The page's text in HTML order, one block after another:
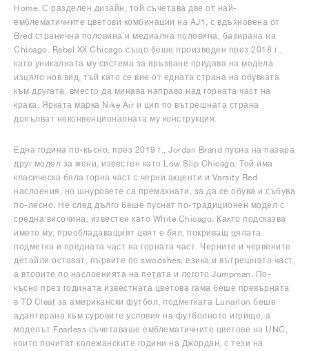
Home. С разделен дизайн, той съчетава две от най-
емблематичните цветови комбинации на AJ1, с вдъхновена от
Bred странична половина и медиална половина, базирана на
Chicago. Rebel XX Chicago също беше произведен през 2018 г.,
като уникалната му система за връзване придава на модела
изцяло нов вид, тъй като се вие от едната страна на обувката
към другата, вместо да минава направо над горната част на
крака. Ярката марка Nike Air и цип по вътрешната страна
допълват неконвенционалната му конструкция.
Една година по-късно, през 2019 г., Jordan Brand пусна на пазара
друг модел за жени, известен като Low Slip Chicago. Той има
класическа бяла горна част с черни акценти и Varsity Red
наслоения, но шнуровете са премахнати, за да се обува и събува
по-лесно. Не след дълго беше пуснат по-традиционен модел с
средна височина, известен като White Chicago. Както подсказва
името му, преобладаващият цвят е бял, покриващ цялата
подметка и предната част на горната част. Черните и червените
детайли остават, първите по swooshes, езика и вътрешната част,
а вторите по наслоенията на петата и логото Jumpman. По-
късно през годината известната цветова гама беше превърната
в TD Cleat за американски футбол, подметката Lunarlon беше
адаптирана към суровите условия на футболното игрище, а
моделът Fearless съчетаваше емблематичните цветове на UNC,
които почитат колежанските години на Джордан, с тези на